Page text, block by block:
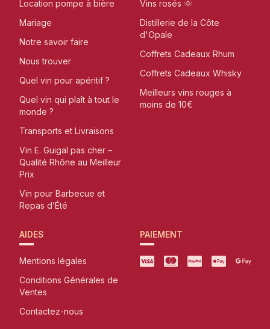
Location pompe à bière
Mariage
Notre savoir faire
Nous trouver
Quel vin pour apéritif ?
Quel vin qui plaît à tout le
monde ?
Transports et Livraisons
Vin E. Guigal pas cher –
Qualité Rhône au Meilleur
Prix
Vin pour Barbecue et
Repas d’Été
Vins rosés 🌞
Distillerie de la Côte
d'Opale
Coffrets Cadeaux Rhum
Coffrets Cadeaux Whisky
Meilleurs vins rouges à
moins de 10€
AIDES
Mentions légales
Conditions Générales de
Ventes
Contactez-nous
PAIEMENT